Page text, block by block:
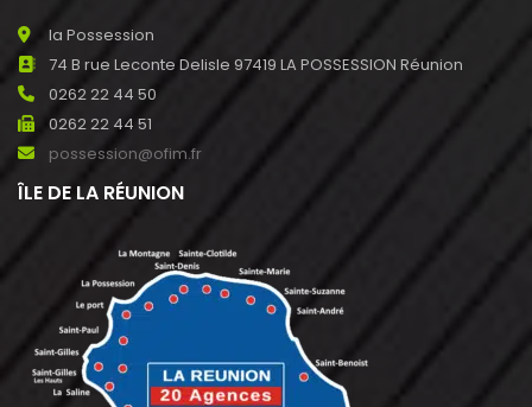
la Possession
74 B rue Leconte Delisle 97419 LA POSSESSION Réunion
0262 22 44 50
0262 22 44 51
possession@ofim.fr
ÎLE DE LA RÉUNION